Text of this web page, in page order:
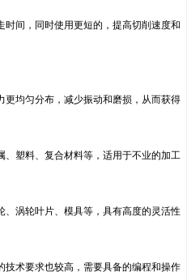
间，同时使用更短的，提高切削速度和
均匀分布，减少振动和磨损，从而获得
塑料、复合材料等，适用于不业的加工
涡轮叶片、模具等，具有高度的灵活性
术要求也较高，需要具备的编程和操作